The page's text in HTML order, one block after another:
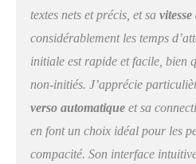
textes nets et précis, et sa vitesse
considérablement les temps
initiale est rapide et facile, bien
non-initiés. J’apprécie
verso automatiqueet sa
en font un choix idéal pour les
compacité. Son interface